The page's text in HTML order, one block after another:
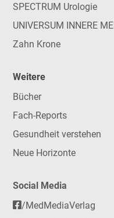
SPECTRUM Urologie
UNIVERSUM INNERE
Zahn Krone
Weitere
Bücher
Fach-Reports
Gesundheit verstehen
Neue Horizonte
Social Media
/MedMediaVerlag